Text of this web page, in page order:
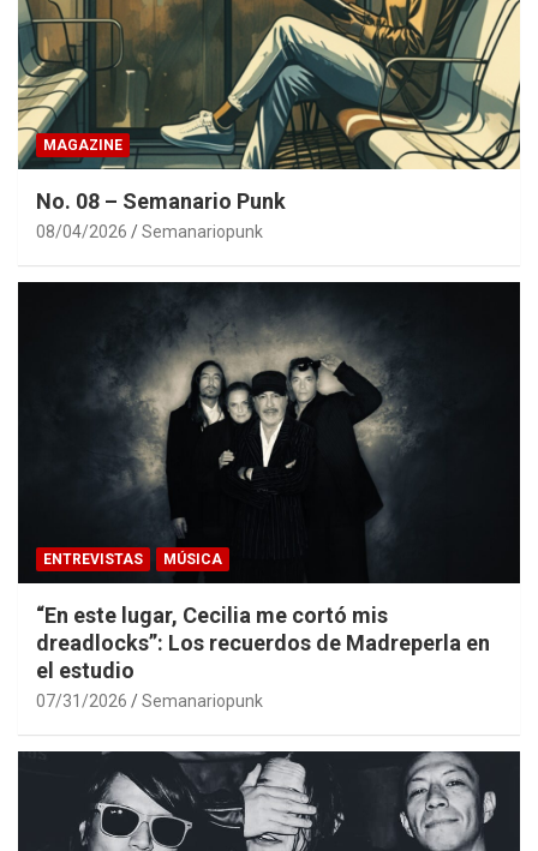
MAGAZINE
No. 08 – Semanario Punk
08/04/2026 Semanariopunk
ENTREVISTAS MÚSICA
“En este lugar, Cecilia me cortó mis
dreadlocks”: Los recuerdos de Madreperla en
el estudio
07/31/2026 Semanariopunk